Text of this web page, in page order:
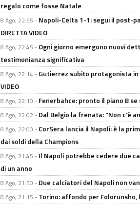
regalo come fosse Natale
8 Ago, 22:55 - Napoli-Celta 1-1: segui il post-
DIRETTA VIDEO
8 Ago, 22:45 - Ogni giorno emergono nuovi
testimonianza significativa
8 Ago, 22:14 - Gutierrez subito protagonista in
VIDEO
8 Ago, 22:10 - Fenerbahce: pronto il piano B
8 Ago, 22:02 - Dal Belgio la frenata: "Non c'è
8 Ago, 22:00 - CorSera lancia il Napoli: è la
dai soldi della Champions
8 Ago, 21:45 - Il Napoli potrebbe cedere due
di un anno
8 Ago, 21:30 - Due calciatori del Napoli non
8 Ago, 21:15 - Torino: affondo per